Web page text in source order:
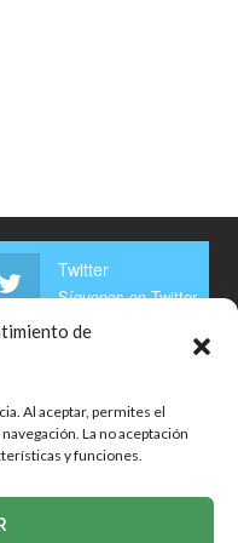
de
Al aceptar, permites el
La no aceptación
y funciones.
Twitter
Síguenos en Twitter